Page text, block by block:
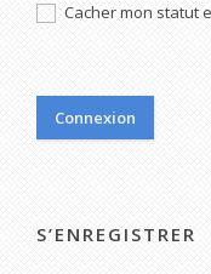
Cacher mon statut
S’ENREGISTRER